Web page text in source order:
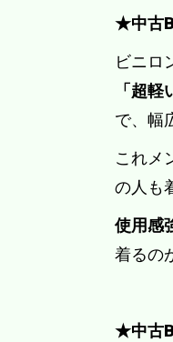
★中古
ビニロ
「超軽
で、幅
これメ
の人も
使用感
着るの
★中古B